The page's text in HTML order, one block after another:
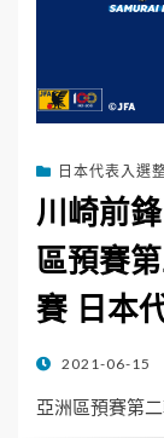
日本代表入選
川崎前
區預賽
賽 日本
POSTED
2021-06-15
亞洲區預賽第